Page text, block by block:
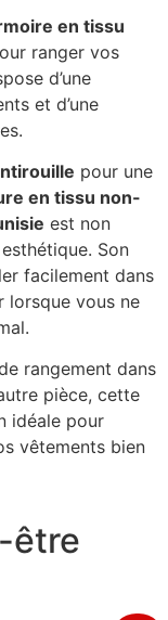
en tissu
ranger vos
d’une
et d’une
pour une
en tissu non-
est non
Son
facilement dans
lorsque vous ne
rangement dans
pièce, cette
idéale pour
vêtements bien
être